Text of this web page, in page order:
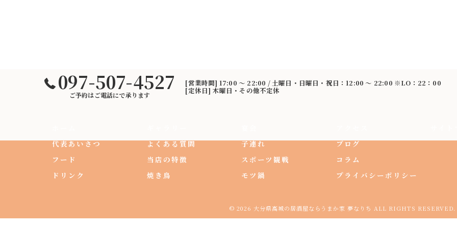
097-507-4527
ご予約はご電話にで承ります
[営業時間] 17:00 〜 22:00 / 土曜日・日曜日・祝日：12:00 〜 22:00 ※LO：22：00
[定休日] 木曜日・その他不定休
代表あいさつ
フード
ドリンク
よくある質問
当店の特徴
焼き鳥
子連れ
スポーツ観戦
モツ鍋
ブログ
コラム
プライバシーポリシー
© 2026 大分県高城の居酒屋ならうまか家 夢なりち ALL RIGHTS RESERVED.